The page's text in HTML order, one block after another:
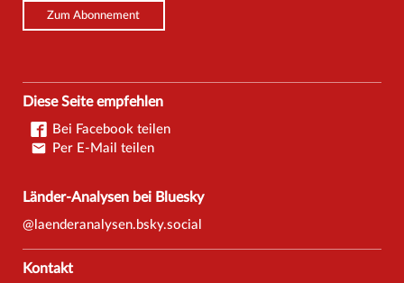
Zum Abonnement
Diese Seite empfehlen
Bei Facebook teilen
Per E-Mail teilen
Länder-Analysen bei Bluesky
@laenderanalysen.bsky.social
Kontakt